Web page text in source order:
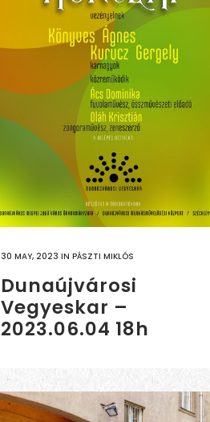
30 MAY, 2023 IN PÁSZTI MIKLÓS
Dunaújvárosi
Vegyeskar –
2023.06.04 18h